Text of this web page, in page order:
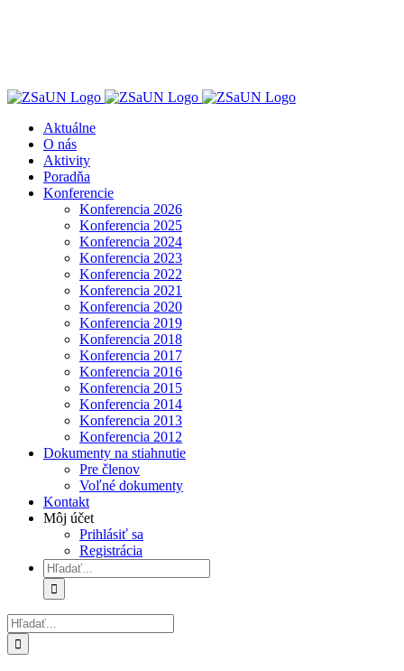
Aktuálne
O nás
Aktivity
Poradňa
Konferencie
Konferencia 2026
Konferencia 2025
Konferencia 2024
Konferencia 2023
Konferencia 2022
Konferencia 2021
Konferencia 2020
Konferencia 2019
Konferencia 2018
Konferencia 2017
Konferencia 2016
Konferencia 2015
Konferencia 2014
Konferencia 2013
Konferencia 2012
Dokumenty na stiahnutie
Pre členov
Voľné dokumenty
Kontakt
Môj účet
Prihlásiť sa
Registrácia
Hľadať:
Hľadať: